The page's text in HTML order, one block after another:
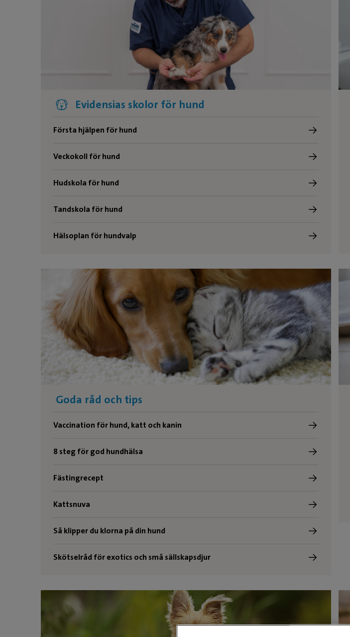
Evidensias skolor för hund
Första hjälpen för hund
Veckokoll för hund
Hudskola för hund
Tandskola för hund
Hälsoplan för hundvalp
Goda råd och tips
Vaccination för hund, katt och kanin
8 steg för god hundhälsa
Fästingrecept
Kattsnuva
Så klipper du klorna på din hund
Skötselråd för exotics och små sällskapsdjur